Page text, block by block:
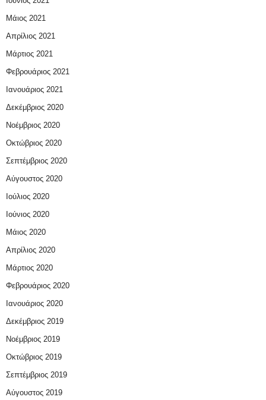
Μάιος 2021
Απρίλιος 2021
Μάρτιος 2021
Φεβρουάριος 2021
Ιανουάριος 2021
Δεκέμβριος 2020
Νοέμβριος 2020
Οκτώβριος 2020
Σεπτέμβριος 2020
Αύγουστος 2020
Ιούλιος 2020
Ιούνιος 2020
Μάιος 2020
Απρίλιος 2020
Μάρτιος 2020
Φεβρουάριος 2020
Ιανουάριος 2020
Δεκέμβριος 2019
Νοέμβριος 2019
Οκτώβριος 2019
Σεπτέμβριος 2019
Αύγουστος 2019